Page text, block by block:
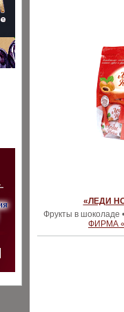
«ЛЕДИ
Фрукты в шоколаде
ФИРМА